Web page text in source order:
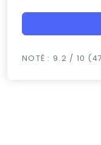
NOTÉ : 9.2 / 10